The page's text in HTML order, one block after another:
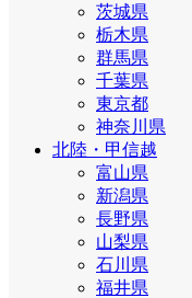
茨城県
栃木県
群馬県
千葉県
東京都
神奈川県
北陸・甲信越
富山県
新潟県
長野県
山梨県
石川県
福井県